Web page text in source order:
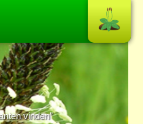
vinden”